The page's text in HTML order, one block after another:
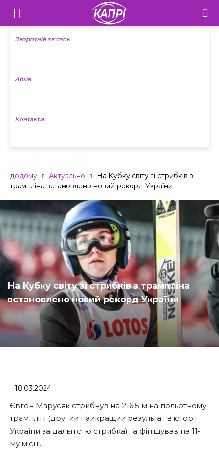
Телебачення
«Капрі»
Новини
Зворотній зв’язок
Архів
Контакти
додому Актуально
На Кубку світу зі стрибків з
трампліна встановлено новий рекорд України
На Кубку світу зі стрибків з трампліна
встановлено новий рекорд України
18.03.2024
Євген Марусяк стрибнув на 216.5 м на польотному
трампліні (другий найкращий результат в історії
України за дальністю стрибка) та фінішував на 11-
му місці.